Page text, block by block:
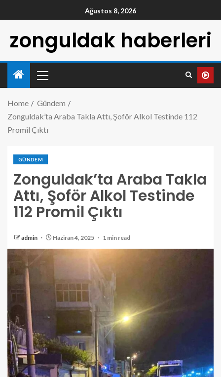
Ağustos 8, 2026
zonguldak haberleri
Home
Gündem
Zonguldak’ta Araba Takla Attı, Şoför Alkol Testinde 112
Promil Çıktı
GÜNDEM
Zonguldak’ta Araba Takla
Attı, Şoför Alkol Testinde
112 Promil Çıktı
admin Haziran 4, 2025 1 min read